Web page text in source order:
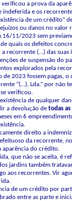
a prova da
e os
de um crédito”
ou danos no valor
11/2023 sem
quais os defeitos
recorrente (…) das
de suspensão do
explorados pela
de 2023 fossem pagas,
“(…), Lda.” por
verificou.
de qualquer
a devolução de todas as
em 6
direito a
da recorrente,
aparência do crédito.
que não se aceita, é
jardins também
aos recorrentes. Vir
de um crédito por
entre as parte e